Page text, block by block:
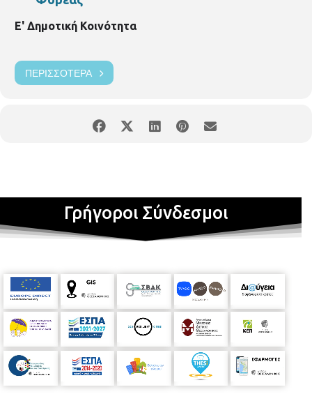
Ε' Δημοτική Κοινότητα
ΠΕΡΙΣΣΌΤΕΡΑ
Γρήγοροι Σύνδεσμοι